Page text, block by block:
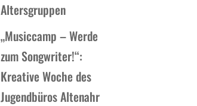
Altersgruppen
„Musiccamp – Werde
zum Songwriter!“:
Kreative Woche des
Jugendbüros Altenahr